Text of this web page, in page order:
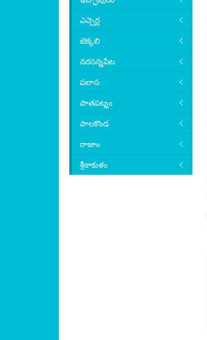
ఎచ్చెర్ల
టెక్కలి
నరసన్నపేట
పలాస
పాతపట్నం
పాలకొండ
రాజాం
శ్రీకాకుళం